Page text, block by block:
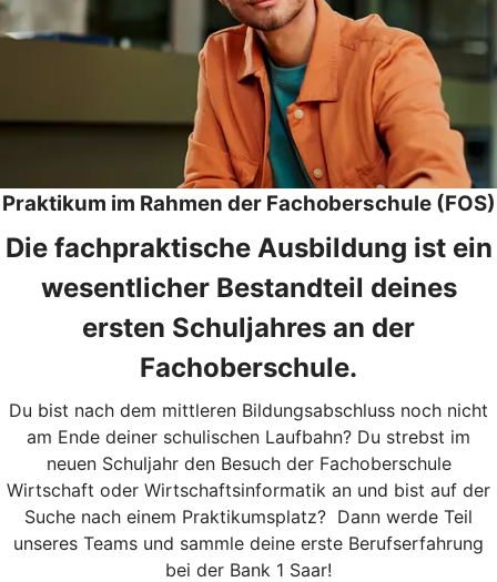
Praktikum im Rahmen der Fachoberschule (FOS)
Die fachpraktische Ausbildung ist ein
wesentlicher Bestandteil deines
ersten Schuljahres an der
Fachoberschule.
Du bist nach dem mittleren Bildungsabschluss noch nicht
am Ende deiner schulischen Laufbahn? Du strebst im
neuen Schuljahr den Besuch der Fachoberschule
Wirtschaft oder Wirtschaftsinformatik an und bist auf der
Suche nach einem Praktikumsplatz? Dann werde Teil
unseres Teams und sammle deine erste Berufserfahrung
bei der Bank 1 Saar!